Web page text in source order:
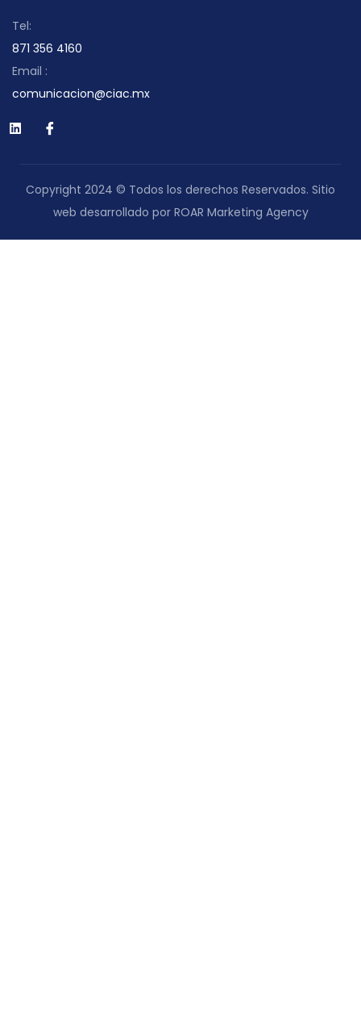
Tel:
871 356 4160
Email :
comunicacion@ciac.mx
Copyright 2024 © Todos los derechos Reservados. Sitio
web desarrollado por ROAR Marketing Agency